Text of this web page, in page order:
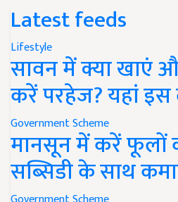
Latest feeds
Lifestyle
सावन में क्या खाएं
करें परहेज? यहां
Government Scheme
मानसून में करें फूलों
सब्सिडी के साथ